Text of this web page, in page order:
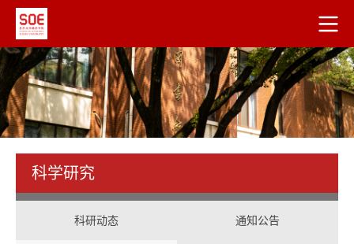
科学研究
科研动态 通知公告